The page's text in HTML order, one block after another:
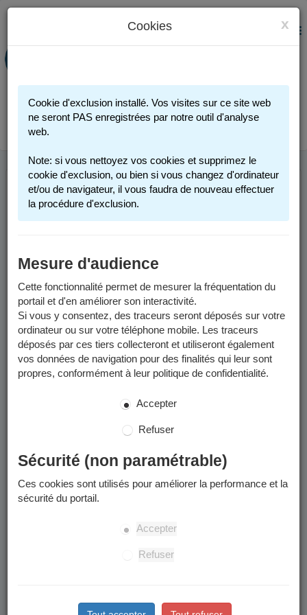
PORTAIL FAMILLE
Connexion
MENU
NOUVEAUTES
Factures
Depuis le 1er juin 2026, les factures sont envoyées par voie
postale par le Service de Gestion Comptable Grenoble-
Métropole et/ou déposées dans votre
Espace Finances
Publiques .
Les factures que vous pouvez consulter sur le Portail Famille
sont uniquement celles émises jusqu'en mai 2026.
Rentrée scolaire 2026 :
inscriptions aux accueils
Vous pouvez dès à présent faire vos inscriptions pour les
accueils périscolaires (accueil du matin, accueil du soir, accueil
du mercredi midi, restauration scolaire) de l'année scolaire
la page "Restauration scolaire et périscolaire
x
Cookies
Cookie d'exclusion installé. Vos visites sur ce site web
ne seront PAS enregistrées par notre outil d'analyse
web.
Note: si vous nettoyez vos cookies et supprimez le
cookie d'exclusion, ou bien si vous changez d'ordinateur
et/ou de navigateur, il vous faudra de nouveau effectuer
la procédure d'exclusion.
Mesure d'audience
Cette fonctionnalité permet de mesurer la fréquentation du
portail et d'en améliorer son interactivité.
Si vous y consentez, des traceurs seront déposés sur votre
ordinateur ou sur votre téléphone mobile. Les traceurs
déposés par ces tiers collecteront et utiliseront également
vos données de navigation pour des finalités qui leur sont
propres, conformément à leur politique de confidentialité.
Accepter
Refuser
Sécurité (non paramétrable)
Ces cookies sont utilisés pour améliorer la performance et la
sécurité du portail.
Accepter
Refuser